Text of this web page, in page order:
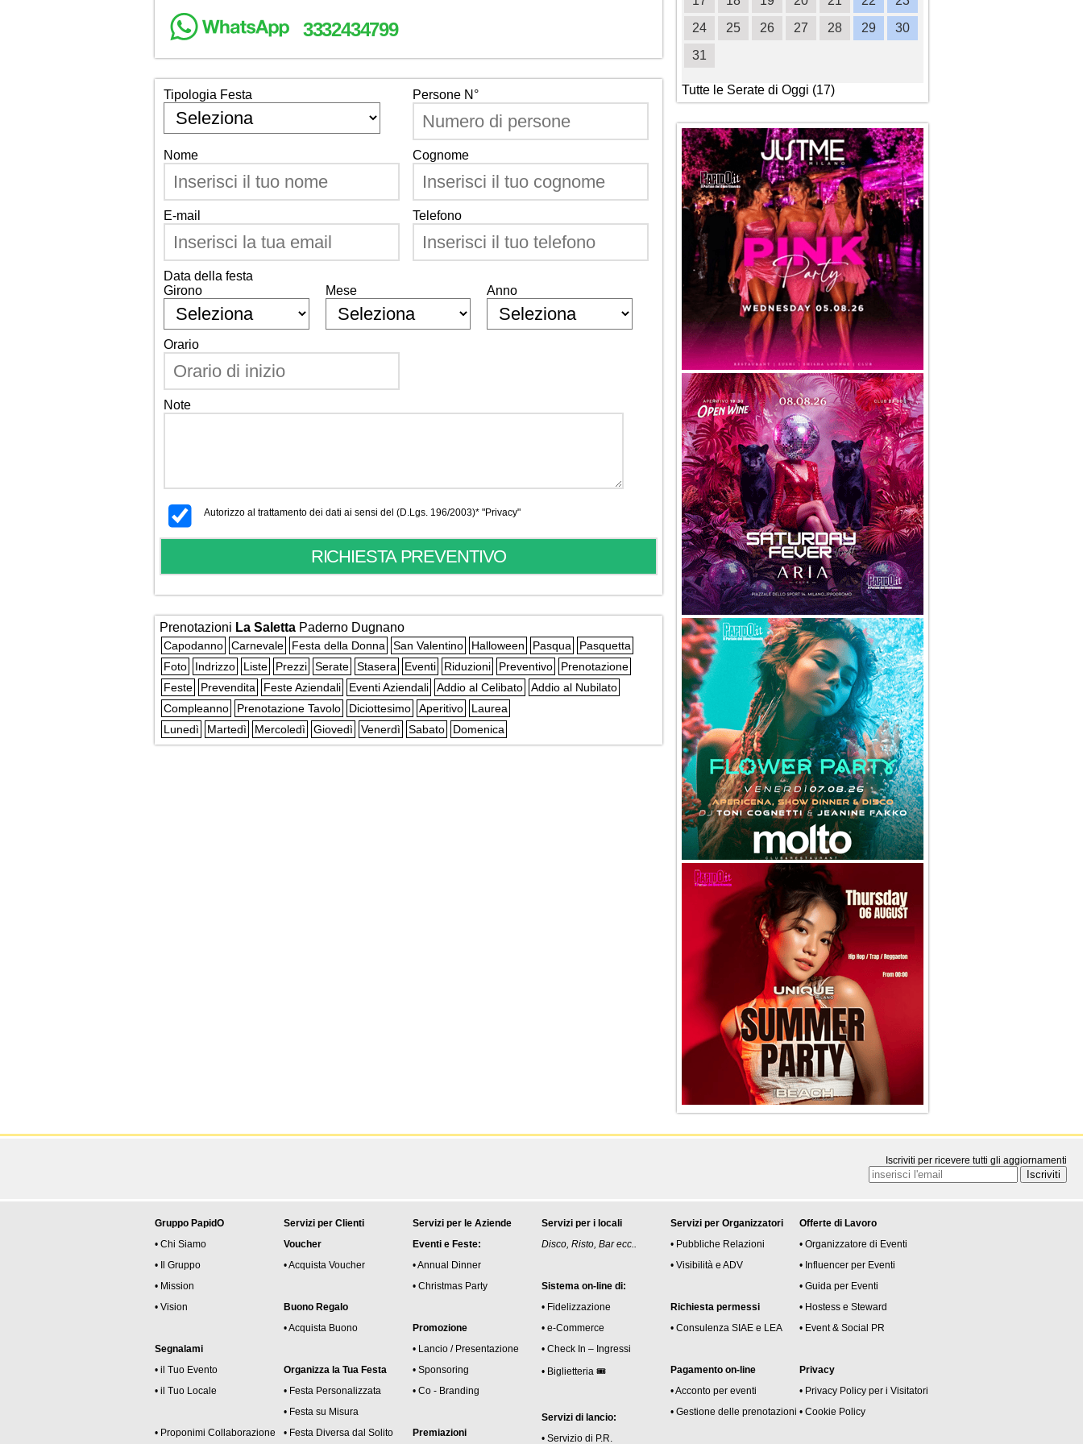
3332434799
Tipologia Festa Persone N°
Nome Cognome
E-mail Telefono
Data della festa
Girono
Mese Anno
Orario
Note
Autorizzo al trattamento dei dati ai sensi del (D.Lgs. 196/2003)* "Privacy"
Prenotazioni La Saletta Paderno Dugnano
Capodanno Carnevale Festa della Donna San Valentino Halloween Pasqua
Pasquetta
Foto
Indrizzo Liste Prezzi Serate Stasera Eventi Riduzioni Preventivo
Prenotazione
Feste
Prevendita Feste Aziendali Eventi Aziendali Addio al Celibato
Addio al Nubilato
Compleanno
Prenotazione Tavolo Diciottesimo Aperitivo
Laurea
Lunedì
Martedì Mercoledì Giovedì Venerdì Sabato Domenica
24
25 26 27 28 29
30
31
Tutte le Serate di Oggi (17)
Iscriviti per ricevere tutti gli aggiornamenti
Gruppo PapidO
• Chi Siamo
• Il Gruppo
• Mission
• Vision
Segnalami
• il Tuo Evento
• il Tuo Locale
• Proponimi Collaborazione
Servizi per Clienti
Voucher
• Acquista Voucher
Buono Regalo
• Acquista Buono
Organizza la Tua Festa
• Festa Personalizzata
• Festa su Misura
• Festa Diversa dal Solito
Servizi per le Aziende
Eventi e Feste:
• Annual Dinner
• Christmas Party
Promozione
• Lancio / Presentazione
• Sponsoring
• Co - Branding
Premiazioni
Servizi per i locali
Disco, Risto, Bar ecc..
Sistema on-line di:
• Fidelizzazione
• e-Commerce
• Check In – Ingressi
• Biglietteria 🎟
Servizi di lancio:
• Servizio di P.R.
Servizi per Organizzatori
• Pubbliche Relazioni
• Visibilità e ADV
Richiesta permessi
• Consulenza SIAE e LEA
Pagamento on-line
• Acconto per eventi
• Gestione delle prenotazioni
Offerte di Lavoro
• Organizzatore di Eventi
• Influencer per Eventi
• Guida per Eventi
• Hostess e Steward
• Event & Social PR
Privacy
• Privacy Policy per i Visitatori
• Cookie Policy